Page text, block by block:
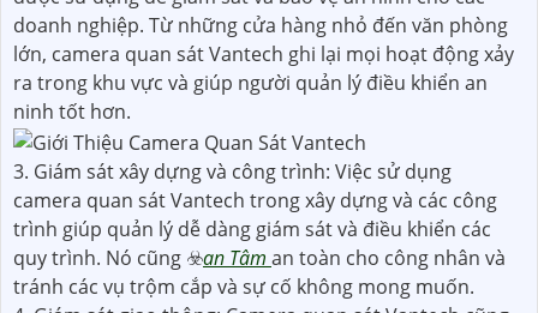
doanh nghiệp. Từ những cửa hàng nhỏ đến văn phòng
lớn, camera quan sát Vantech ghi lại mọi hoạt động xảy
ra trong khu vực và giúp người quản lý điều khiển an
ninh tốt hơn.
3. Giám sát xây dựng và công trình: Việc sử dụng
camera quan sát Vantech trong xây dựng và các công
trình giúp quản lý dễ dàng giám sát và điều khiển các
quy trình. Nó cũng ☣️an Tâm an toàn cho công nhân và
tránh các vụ trộm cắp và sự cố không mong muốn.